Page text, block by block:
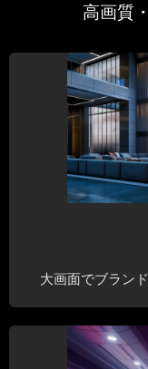
高画質
大画面でブラン